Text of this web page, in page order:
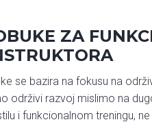
ZA
se bazira na fokusu na
održivi razvoj mislimo na
i funkcionalnom treningu,